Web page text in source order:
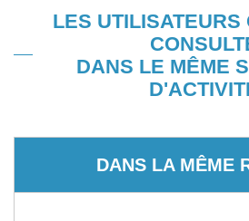
LES UTILISATEURS
DANS LE MÊME
DANS LA MÊME